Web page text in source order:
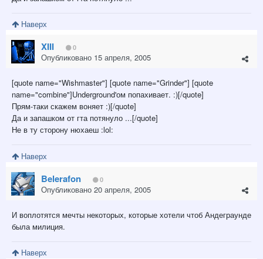
Наверх
XIII 0
Опубликовано 15 апреля, 2005
[quote name="Wishmaster"] [quote name="Grinder"] [quote
name="combine"]Underground'ом попахивает. :)[/quote]
Прям-таки скажем воняет :)[/quote]
Да и запашком от гта потянуло ...[/quote]
Не в ту сторону нюхаеш :lol:
Наверх
Belerafon 0
Опубликовано 20 апреля, 2005
И воплотятся мечты некоторых, которые хотели чтоб Андеграунде
была милиция.
Наверх